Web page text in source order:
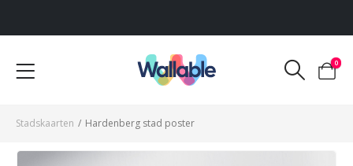
Voor 12:00 uur besteld, dezelfde werkdag verzonden
0
Stadskaarten / Hardenberg stad poster